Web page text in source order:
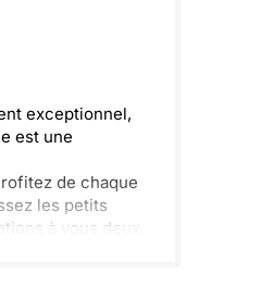
exceptionnel,
est une
de chaque
les petits
à vous deux